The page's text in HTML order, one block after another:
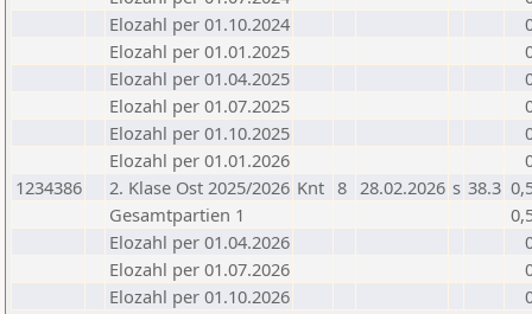
Elozahl per 01.10.2024
Elozahl per 01.01.2025
Elozahl per 01.04.2025
Elozahl per 01.07.2025
Elozahl per 01.10.2025
Elozahl per 01.01.2026
1234386
2. Klase Ost 2025/2026 Knt 8 28.02.2026 s 38.3
Gesamtpartien 1
Elozahl per 01.04.2026
Elozahl per 01.07.2026
Elozahl per 01.10.2026